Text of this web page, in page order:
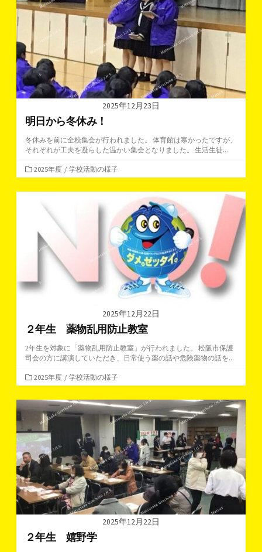
ー
2025年12月23日
明日から冬休み！
冬休みを前に全校集会が行われました。 体育館は寒かったですが、
それぞれが工夫を凝らした温かい集会となりました。 生活生徒...
カ
テ
ゴ
2025年度 / 学校活動の様子
2025年12月22日
２年生 薬物乱用防止教室
2年生を対象に「薬物乱用防止教室」が行われました。 松阪市保護
司会の方に講演していただき、日常使う薬の話や危険薬物の話を...
カ
テ
ゴ
リ
2025年度 / 学校活動の様子
2025年12月22日
２年生 嬉野学